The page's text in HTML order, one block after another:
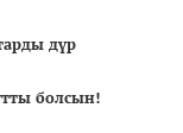
дүр
болсын!